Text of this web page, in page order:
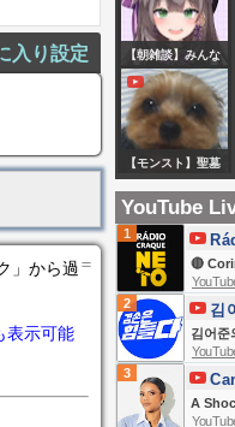
入り設定
＝
」から過
表示可能
【朝雑談】みんな
にちょっと遅めの
おはようが言いた
い♡
【モンスト】聖墓
困ってる人がいる
ら・アムマラ・雑
YouTube
1
🔴
VIVO |
2
김어준
2026
용X박
정준희
김
다
3
A